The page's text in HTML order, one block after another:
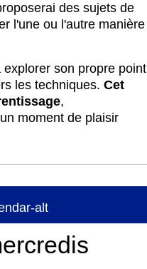
des sujets de
l'une ou l'autre manière
son propre point
les techniques. Cet
,
moment de plaisir
alt